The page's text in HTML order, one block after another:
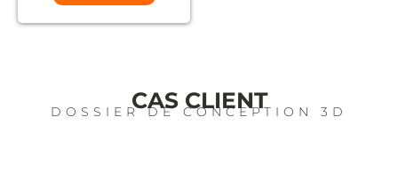
CAS CLIENT
DOSSIER DE CONCEPTION 3D